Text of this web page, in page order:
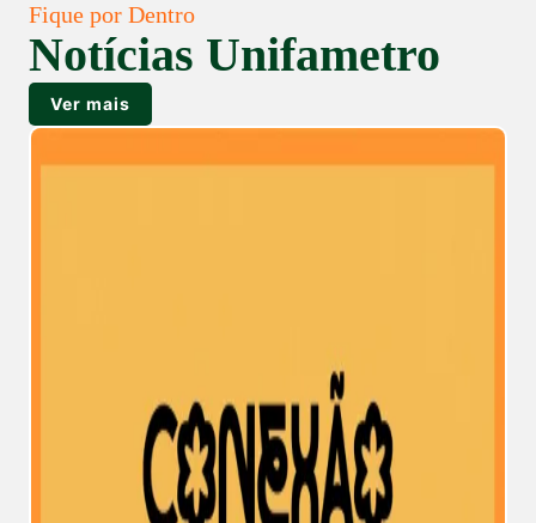
Fique por Dentro
Notícias Unifametro
Ver mais